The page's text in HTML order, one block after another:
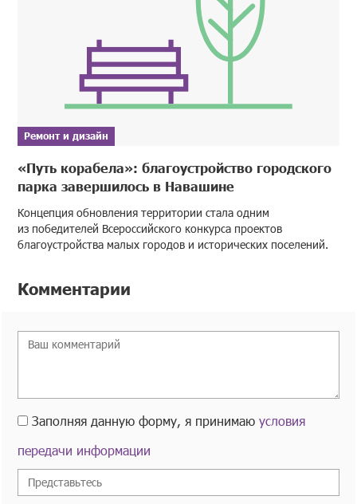
Ремонт и дизайн
«Путь корабела»: благоустройство городского
парка завершилось в Навашине
Концепция обновления территории стала одним
из победителей Всероссийского конкурса проектов
благоустройства малых городов и исторических поселений.
Комментарии
Заполняя данную форму, я принимаюусловия
передачи информации